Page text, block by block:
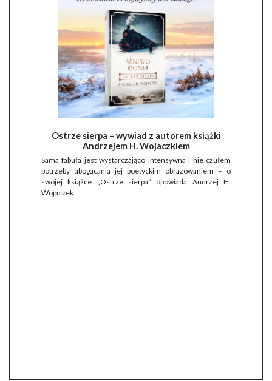
Ostrze sierpa – wywiad z autorem książki
Andrzejem H. Wojaczkiem
Sama fabuła jest wystarczająco intensywna i nie czułem
potrzeby ubogacania jej poetyckim obrazowaniem – o
swojej książce „Ostrze sierpa” opowiada Andrzej H.
Wojaczek.